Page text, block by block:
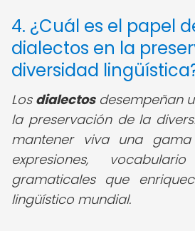
4. ¿Cuál es el papel
dialectos en la
diversidad
Los dialectosdesempeñan
la preservación de la
mantener viva una
expresiones,
gramaticales que
lingüístico mundial.